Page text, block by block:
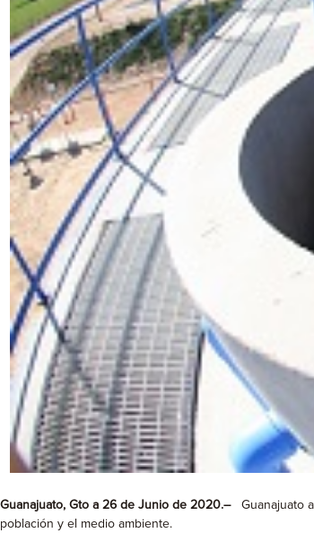
Guanajuato, Gto a 26 de Junio de 2020.–Guanajuato
población y el medio ambiente.